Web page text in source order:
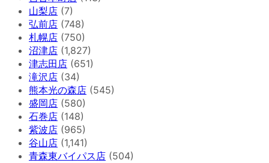
山梨店 (7)
弘前店 (748)
札幌店 (750)
沼津店 (1,827)
津志田店 (651)
滝沢店 (34)
熊本光の森店 (545)
盛岡店 (580)
石巻店 (148)
紫波店 (965)
谷山店 (1,141)
青森東バイパス店 (504)